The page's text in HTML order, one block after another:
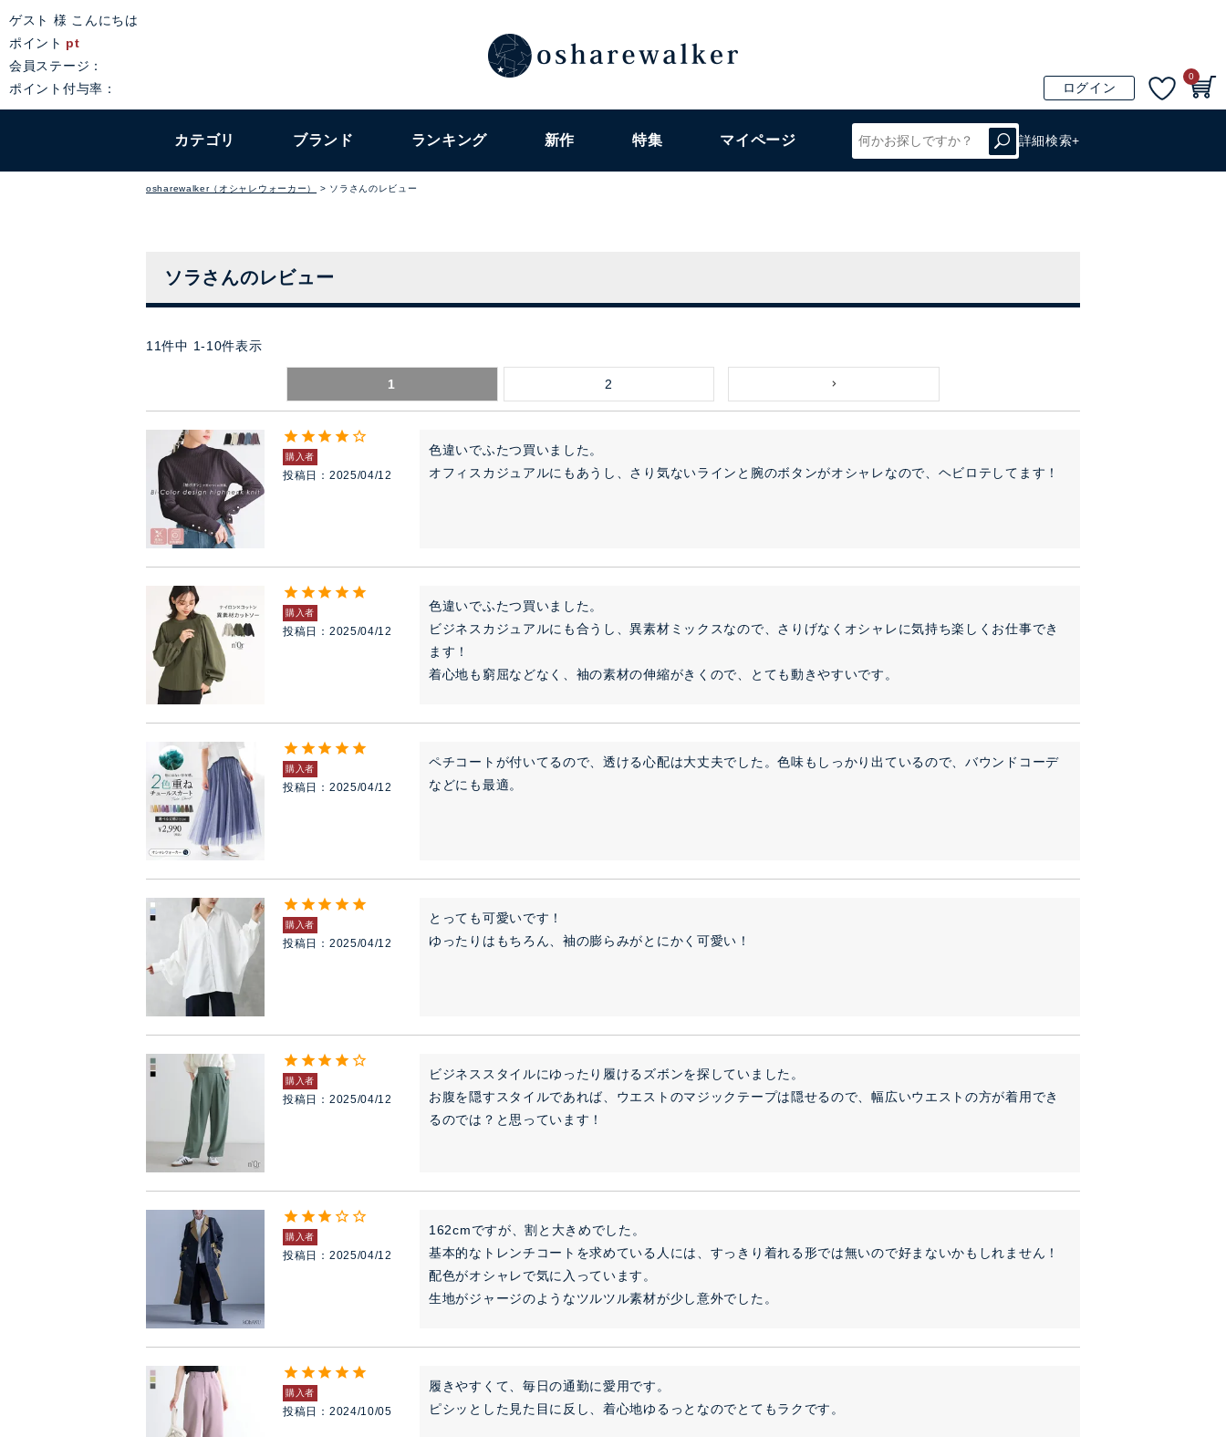
ゲスト 様 こんにちは
ポイント pt
会員ステージ：
ポイント付与率：
ログイン
0
カテゴリ ブランド ランキング 新作 特集 マイページ 詳細検索+
osharewalker（オシャレウォーカー） ソラさんのレビュー
ソラさんのレビュー
11件中 1-10件表示
1 2
購入者
投稿日 2025/04/12
色違いでふたつ買いました。
オフィスカジュアルにもあうし、さり気ないラインと腕のボタンがオシャレなので、ヘビロテしてます！
購入者
投稿日 2025/04/12
色違いでふたつ買いました。
ビジネスカジュアルにも合うし、異素材ミックスなので、さりげなくオシャレに気持ち楽しくお仕事でき
ます！
着心地も窮屈などなく、袖の素材の伸縮がきくので、とても動きやすいです。
購入者
投稿日 2025/04/12
ペチコートが付いてるので、透ける心配は大丈夫でした。色味もしっかり出ているので、バウンドコーデ
購入者
投稿日 2025/04/12
とっても可愛いです！
ゆったりはもちろん、袖の膨らみがとにかく可愛い！
購入者
投稿日 2025/04/12
ビジネススタイルにゆったり履けるズボンを探していました。
お腹を隠すスタイルであれば、ウエストのマジックテープは隠せるので、幅広いウエストの方が着用でき
るのでは？と思っています！
購入者
投稿日 2025/04/12
162cmですが、割と大きめでした。
基本的なトレンチコートを求めている人には、すっきり着れる形では無いので好まないかもしれません！
配色がオシャレで気に入っています。
生地がジャージのようなツルツル素材が少し意外でした。
購入者
投稿日 2024/10/05
履きやすくて、毎日の通勤に愛用です。
ピシッとした見た目に反し、着心地ゆるっとなのでとてもラクです。